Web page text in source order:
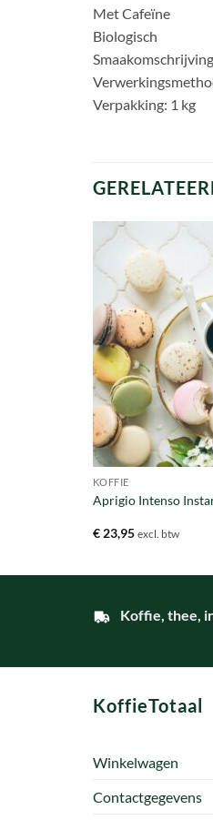
Met Cafeïne
Biologisch
Verpakking: 1 kg
KOFFIE
Aprigio Intenso
€23,95 excl. btw
Koffie, thee,
KoffieTotaal
Winkelwagen
Contactgegevens